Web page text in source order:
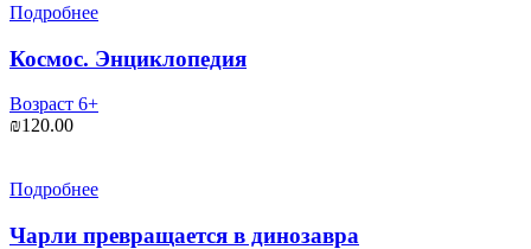
Подробнее
Космос. Энциклопедия
Возраст 6+
₪120.00
Подробнее
Чарли превращается в динозавра